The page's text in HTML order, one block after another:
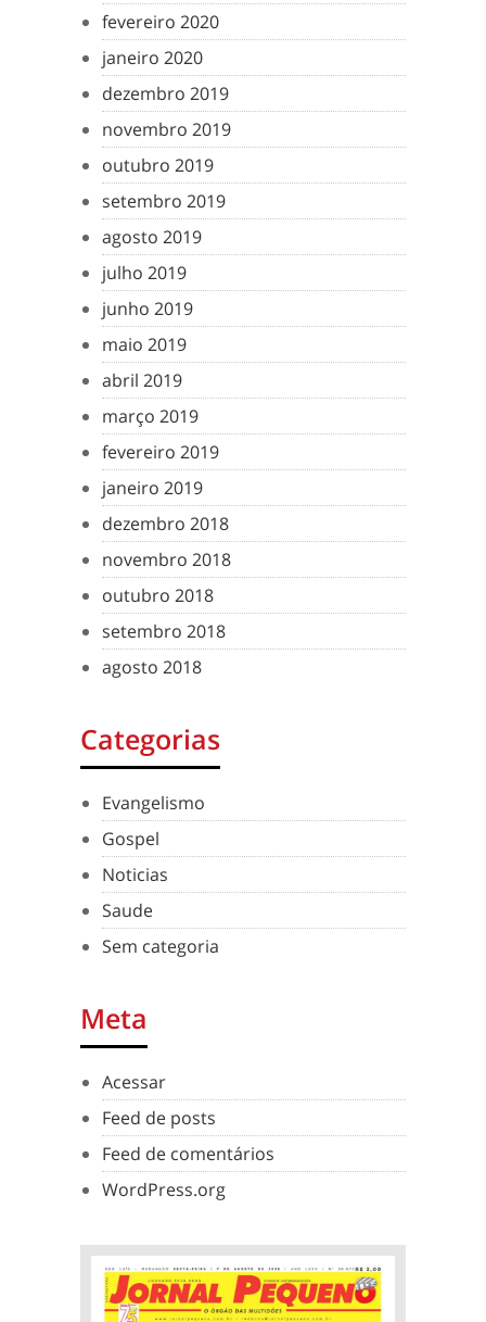
fevereiro 2020
janeiro 2020
dezembro 2019
novembro 2019
outubro 2019
setembro 2019
agosto 2019
julho 2019
junho 2019
maio 2019
abril 2019
março 2019
fevereiro 2019
janeiro 2019
dezembro 2018
novembro 2018
outubro 2018
setembro 2018
agosto 2018
Categorias
Evangelismo
Gospel
Noticias
Saude
Sem categoria
Meta
Acessar
Feed de posts
Feed de comentários
WordPress.org